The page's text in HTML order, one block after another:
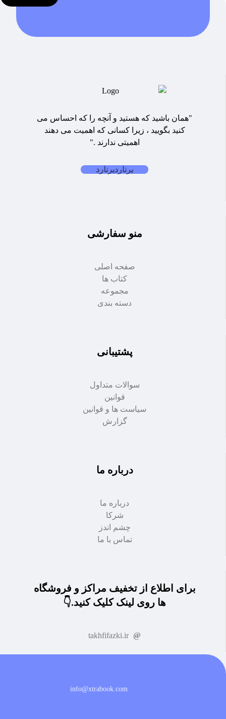
"همان باشید که هستید و آنچه را که احساس می
کنید بگویید ، زیرا کسانی که اهمیت می دهند
اهمیتی ندارند ."
برناردبرنارد
منو سفارشی
صفحه اصلی
کتاب ها
مجموعه
دسته بندی
پشتیبانی
سوالات متداول
قوانین
سیاست ها و قوانین
گزارش
درباره ما
درباره ما
شرکا
چشم اندز
تماس با ما
برای اطلاع از تخفیف مراکز و فروشگاه
ها روی لینک کلیک کنید.👇
takhfifazki.ir
info@xtrabook.com